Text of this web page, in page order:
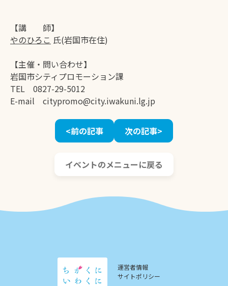
【講 師】
やのひろこ 氏(岩国市在住)
【主催・問い合わせ】
岩国市シティプロモーション課
TEL 0827-29-5012
E-mail citypromo@city.iwakuni.lg.jp
<前の記事 次の記事>
イベントのメニューに戻る
運営者情報
サイトポリシー